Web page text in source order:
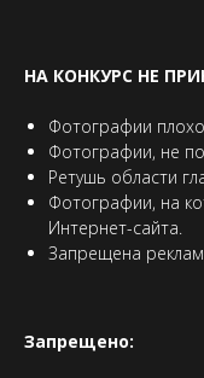
НА КОНКУРС НЕ
Фотографии
Фотографии, не
Ретушь области
Фотографии, на
Интернет-сайта.
Запрещена
Запрещено: